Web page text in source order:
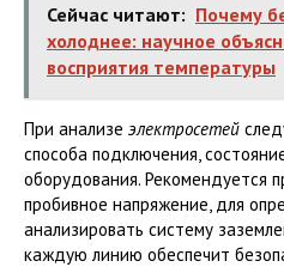
Сейчас читают: Почему
холоднее: научное
восприятия температуры
При анализе электросетей
способа подключения,
оборудования. Рекомендуется
пробивное напряжение, для
анализировать систему
каждую линию обеспечит